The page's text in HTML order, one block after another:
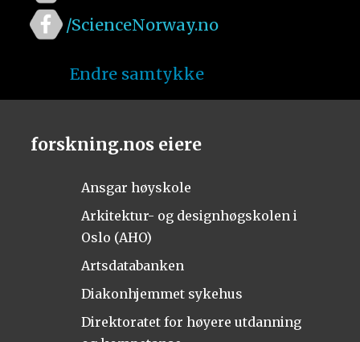
/ScienceNorway.no
Endre samtykke
forskning.nos eiere
Ansgar høyskole
Arkitektur- og designhøgskolen i
Oslo (AHO)
Artsdatabanken
Diakonhjemmet sykehus
Direktoratet for høyere utdanning